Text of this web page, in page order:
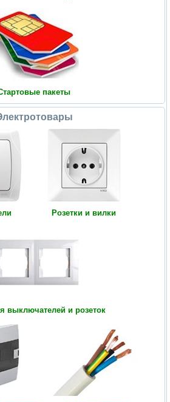
пакеты
Розетки и вилки
выключателей и розеток